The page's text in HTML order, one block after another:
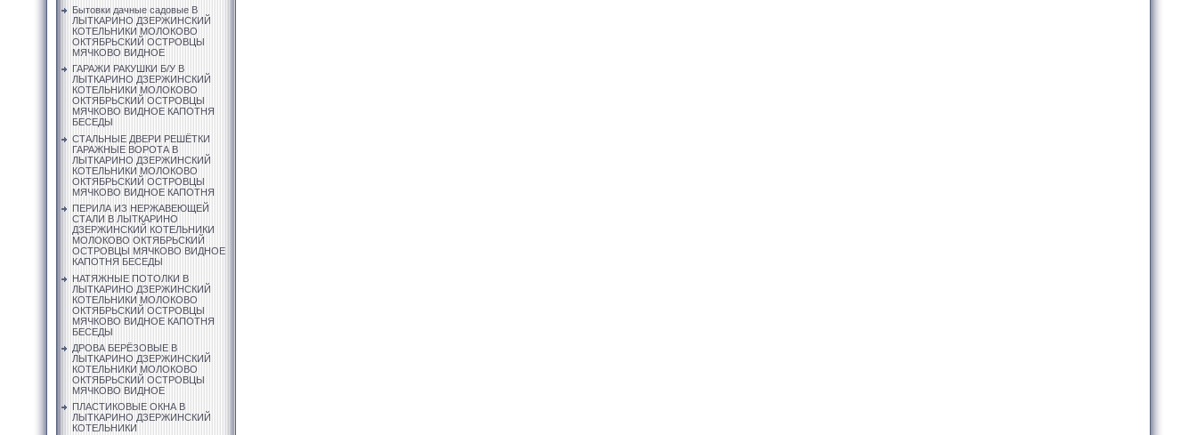
Бытовки дачные садовые В
ЛЫТКАРИНО ДЗЕРЖИНСКИЙ
КОТЕЛЬНИКИ МОЛОКОВО
ОКТЯБРЬСКИЙ ОСТРОВЦЫ
МЯЧКОВО ВИДНОЕ
ГАРАЖИ РАКУШКИ Б/У В
ЛЫТКАРИНО ДЗЕРЖИНСКИЙ
КОТЕЛЬНИКИ МОЛОКОВО
ОКТЯБРЬСКИЙ ОСТРОВЦЫ
МЯЧКОВО ВИДНОЕ КАПОТНЯ
БЕСЕДЫ
СТАЛЬНЫЕ ДВЕРИ РЕШЁТКИ
ГАРАЖНЫЕ ВОРОТА В
ЛЫТКАРИНО ДЗЕРЖИНСКИЙ
КОТЕЛЬНИКИ МОЛОКОВО
ОКТЯБРЬСКИЙ ОСТРОВЦЫ
МЯЧКОВО ВИДНОЕ КАПОТНЯ
ПЕРИЛА ИЗ НЕРЖАВЕЮЩЕЙ
СТАЛИ В ЛЫТКАРИНО
ДЗЕРЖИНСКИЙ КОТЕЛЬНИКИ
МОЛОКОВО ОКТЯБРЬСКИЙ
ОСТРОВЦЫ МЯЧКОВО ВИДНОЕ
КАПОТНЯ БЕСЕДЫ
НАТЯЖНЫЕ ПОТОЛКИ В
ЛЫТКАРИНО ДЗЕРЖИНСКИЙ
КОТЕЛЬНИКИ МОЛОКОВО
ОКТЯБРЬСКИЙ ОСТРОВЦЫ
МЯЧКОВО ВИДНОЕ КАПОТНЯ
БЕСЕДЫ
ДРОВА БЕРЁЗОВЫЕ В
ЛЫТКАРИНО ДЗЕРЖИНСКИЙ
КОТЕЛЬНИКИ МОЛОКОВО
ОКТЯБРЬСКИЙ ОСТРОВЦЫ
МЯЧКОВО ВИДНОЕ
ПЛАСТИКОВЫЕ ОКНА В
ЛЫТКАРИНО ДЗЕРЖИНСКИЙ
КОТЕЛЬНИКИ